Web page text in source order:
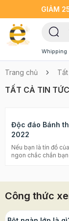
GIẢM
Whipping
Trang chủ
TẤT CẢ TIN TỨC
Độc đáo Bánh
2022
Nếu bạn là tín đồ
ngon chắc chắn
Beemart khám phá
Bánh biscotti là gì?
Bánh ngói hạnh
không dầu Kẹo
Công thức